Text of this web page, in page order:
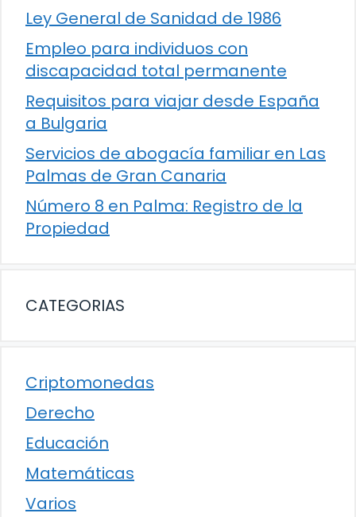
Ley General de Sanidad de 1986
Empleo para individuos con
discapacidad total permanente
Requisitos para viajar desde España
a Bulgaria
Servicios de abogacía familiar en Las
Palmas de Gran Canaria
Número 8 en Palma: Registro de la
Propiedad
CATEGORIAS
Criptomonedas
Derecho
Educación
Matemáticas
Varios